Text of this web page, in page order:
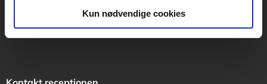
Kun nødvendige cookies
support@akademisk.dk